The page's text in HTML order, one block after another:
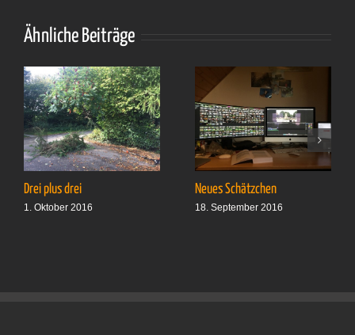
Ähnliche Beiträge
Drei plus drei
1. Oktober 2016
Neues Schätzchen
18. September 2016